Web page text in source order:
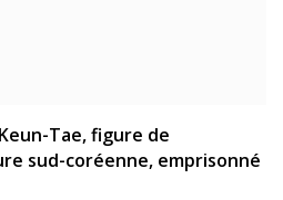
Tae, figure de
sud-coréenne, emprisonné